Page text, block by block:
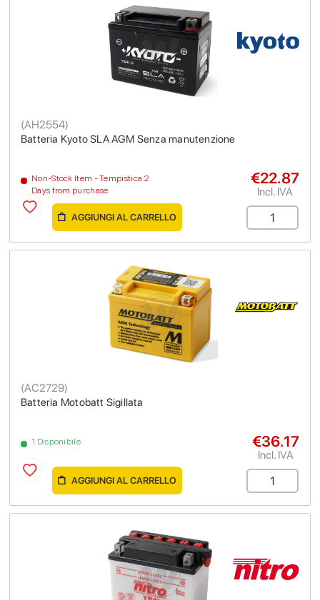
Batteria Kyoto SLA AGM Senza manutenzione
(AH2554)
Non-Stock Item - Tempistica 2
Days from purchase
€22.87
Incl. IVA
AGGIUNGI AL CARRELLO
Batteria Motobatt Sigillata
(AC2729)
1 Disponibile €36.17
Incl. IVA
AGGIUNGI AL CARRELLO